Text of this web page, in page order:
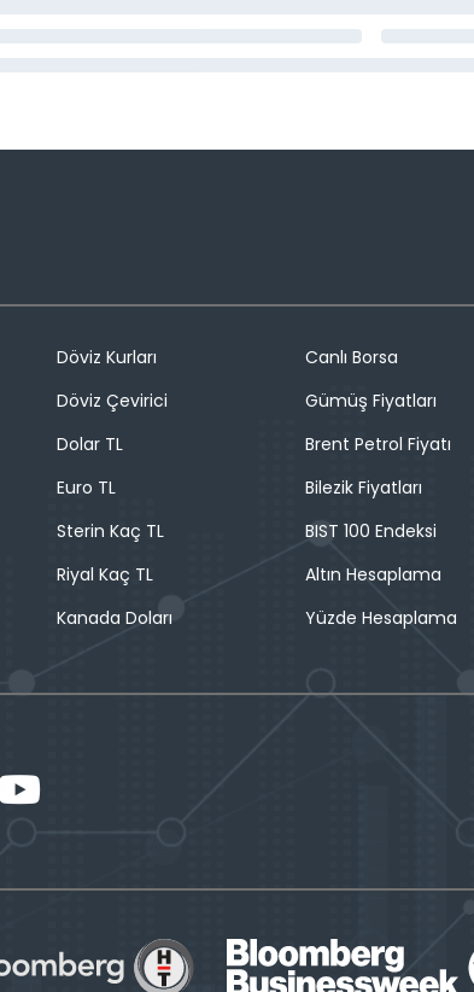
Döviz Kurları
Döviz Çevirici
Dolar TL
Euro TL
Sterin Kaç TL
Riyal Kaç TL
Kanada Doları
Canlı Borsa
Gümüş Fiyatları
Brent Petrol Fiyatı
Bilezik Fiyatları
BIST 100 Endeksi
Altın Hesaplama
Yüzde Hesaplama